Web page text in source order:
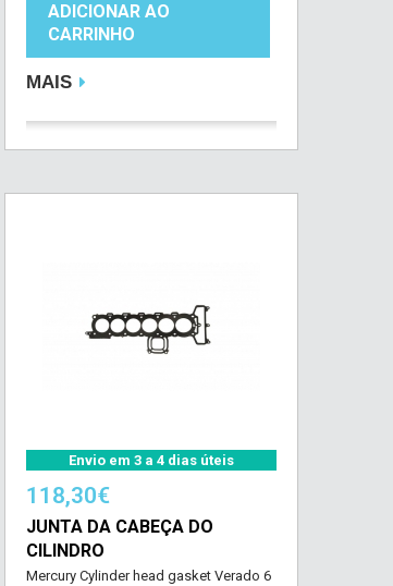
ADICIONAR AO
CARRINHO
MAIS
Envio em 3 a 4 dias úteis
118,30€
JUNTA DA CABEÇA DO
CILINDRO
Mercury Cylinder head gasket Verado 6